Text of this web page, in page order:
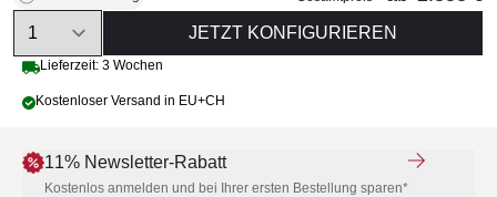
Quantity
JETZT KONFIGURIEREN
Lieferzeit: 3 Wochen
Kostenloser Versand in EU+CH
11% Newsletter-Rabatt
Kostenlos anmelden und bei Ihrer ersten Bestellung sparen*